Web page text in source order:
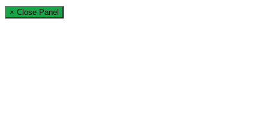
× Close Panel